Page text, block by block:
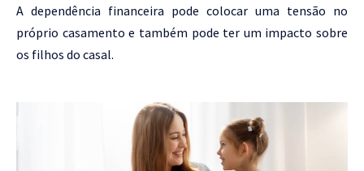
A dependência financeira pode colocar uma tensão no
próprio casamento e também pode ter um impacto sobre
os filhos do casal.